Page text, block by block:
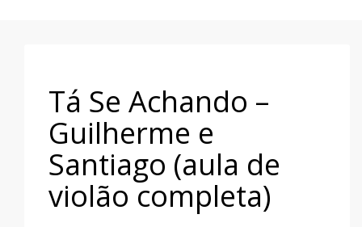
Tá Se Achando –
Guilherme e
Santiago (aula de
violão completa)